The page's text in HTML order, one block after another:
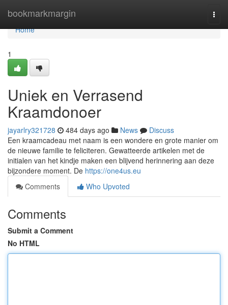
bookmarkmargin
Home
Home
1
Uniek en Verrasend
Kraamdonoer
jayarlry321728 484 days ago News
Discuss
Een kraamcadeau met naam is een wondere en grote manier om
de nieuwe familie te feliciteren. Gewatteerde artikelen met de
initialen van het kindje maken een blijvend herinnering aan deze
bijzondere moment. De https://one4us.eu
Comments
Who Upvoted
Comments
Submit a Comment
No HTML